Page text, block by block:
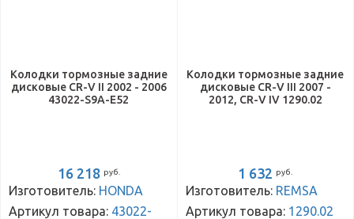
Колодки тормозные задние
дисковые CR-V II 2002 - 2006
43022-S9A-E52
16 218 руб.
Изготовитель: HONDA
Артикул товара: 43022-
Колодки тормозные задние
дисковые CR-V III 2007 -
2012, CR-V IV 1290.02
1 632 руб.
Изготовитель: REMSA
Артикул товара: 1290.02